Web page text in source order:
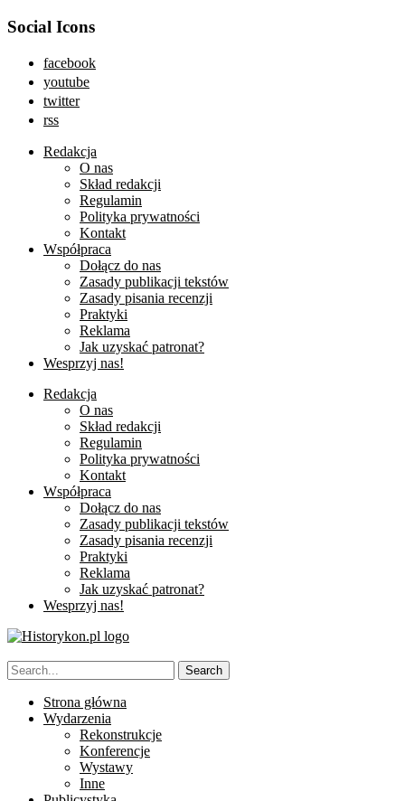
Social Icons
facebook
youtube
twitter
rss
Redakcja
O nas
Skład redakcji
Regulamin
Polityka prywatności
Kontakt
Współpraca
Dołącz do nas
Zasady publikacji tekstów
Zasady pisania recenzji
Praktyki
Reklama
Jak uzyskać patronat?
Wesprzyj nas!
Redakcja
O nas
Skład redakcji
Regulamin
Polityka prywatności
Kontakt
Współpraca
Dołącz do nas
Zasady publikacji tekstów
Zasady pisania recenzji
Praktyki
Reklama
Jak uzyskać patronat?
Wesprzyj nas!
Strona główna
Wydarzenia
Rekonstrukcje
Konferencje
Wystawy
Inne